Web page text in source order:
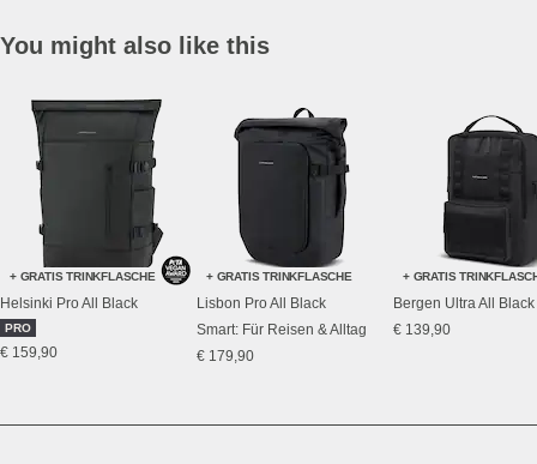
You might also like this
+ GRATIS TRINKFLASCHE
Helsinki Pro All Black
PRO
€ 159,90
+ GRATIS TRINKFLASCHE
Lisbon Pro All Black
Smart: Für Reisen & Alltag
€ 179,90
+ GRATIS
Bergen Ultra All Black
€ 139,90